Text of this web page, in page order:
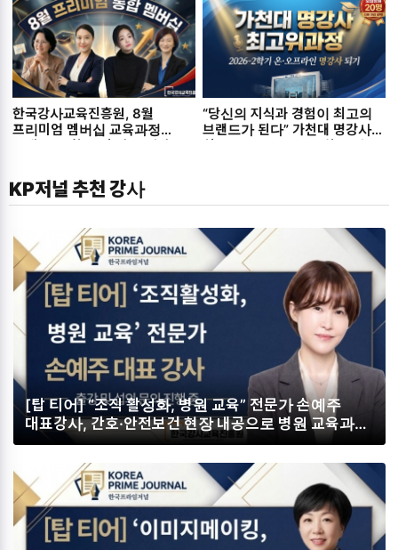
한국강사교육진흥원, 8월
프리미엄 멤버십 교육과정
공개… ‘AI 활용 및 강의 역량
“당신의 지식과 경험이 최고의
브랜드가 된다” 가천대 명강사
최고위과정, 2026-2학기 원우
KP저널 추천 강사
[탑 티어] “조직 활성화, 병원 교육” 전문가 손예주
대표강사, 간호·안전보건 현장 내공으로 병원 교육과
조직 활성화의 혁신을 이끌다